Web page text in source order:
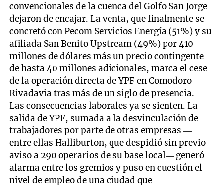
convencionales de la cuenca del Golfo San Jorge
dejaron de encajar. La venta, que finalmente se
concretó con Pecom Servicios Energía (51%) y su
afiliada San Benito Upstream (49%) por 410
millones de dólares más un precio contingente
de hasta 40 millones adicionales, marca el cese
de la operación directa de YPF en Comodoro
Rivadavia tras más de un siglo de presencia.
Las consecuencias laborales ya se sienten. La
salida de YPF, sumada a la desvinculación de
trabajadores por parte de otras empresas —
entre ellas Halliburton, que despidió sin previo
aviso a 290 operarios de su base local— generó
alarma entre los gremios y puso en cuestión el
nivel de empleo de una ciudad que